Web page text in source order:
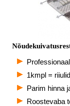
1kmpl =
Parim hinna
Roostevaba